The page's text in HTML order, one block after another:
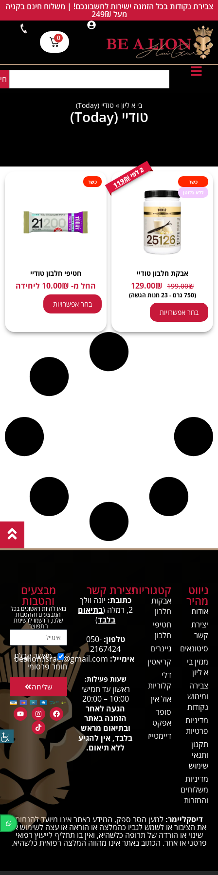
צבירת נקודות בכל הזמנה ישירות לחשבונכם! | משלוח חינם בקניה
מעל 249₪
0
בי א ליון » טודיי (Today)
טודיי (Today)
2
ל
פ
י
119₪
כשר
ללא גלוטן
אבקת חלבון טודיי
199.00₪
129.00₪
(750 גרם - 23 מנות הגשה)
בחר אפשרויות
כשר
חטיפי חלבון טודיי
החל מ- 10.00₪ ליחידה
בחר אפשרויות
ניווט
מהיר
אודות
יצירת
קשר
סיטונאים
מגזין בי
א ליון
צבירה
ומימוש
נקודות
מדיניות
פרטיות
תקנון
ותנאי
שימוש
מדיניות
משלוחים
והחזרות
קטגוריות
אבקות
חלבון
חטיפי
חלבון
גיינרים
קריאטין
דלי
קלוריות
אול אין
סופר
אפקט
דיימטייז
יצירת קשר
כתובת: יונה וולך
2, רמלה (
בתיאום
בלבד)
טלפון: 050-
2167424
אימייל: bealion.israel@gmail.com
שעות פעילות:
ראשון עד חמישי
10:00 – 20:00
הגעה לאחר
הזמנה באתר
ובתיאום מראש
בלבד, אין להגיע
ללא תיאום.
מבצעים
והטבות
בואו להיות ראשונים בכל
המבצעים וההטבות
שלנו, הרשמו לרשימת
התפוצה
מאשר קבלת
חומר פרסומי
שליחה
דיסקליימר: למען הסר ספק, המידע באתר אינו מיועד להנחות
את הציבור או לשמש לגביו כהמלצה או הוראה או עצה לשימוש או
שינוי או הורדה של תרופה כלשהיא, ואין בו תחליף לייעוץ רפואי
פרטני או אחר. הכתוב באתר אינו מהווה המלצה רפואית כלשהיא.